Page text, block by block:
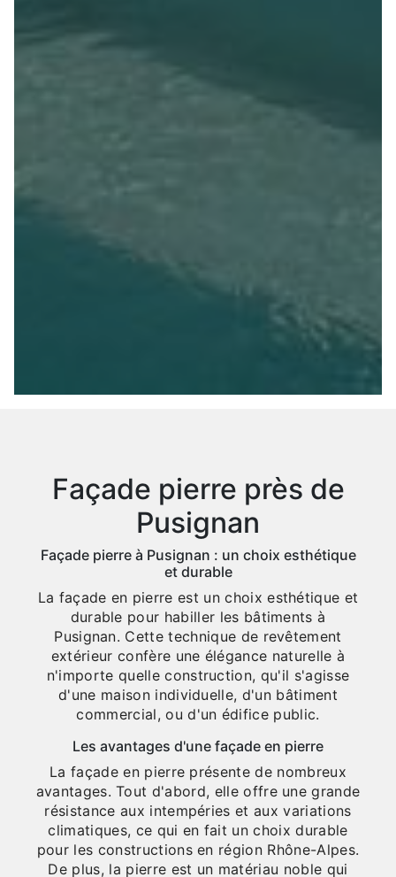
Façade pierre près de
Pusignan
Façade pierre à Pusignan : un choix esthétique
et durable
La façade en pierre est un choix esthétique et
durable pour habiller les bâtiments à
Pusignan. Cette technique de revêtement
extérieur confère une élégance naturelle à
n'importe quelle construction, qu'il s'agisse
d'une maison individuelle, d'un bâtiment
commercial, ou d'un édifice public.
Les avantages d'une façade en pierre
La façade en pierre présente de nombreux
avantages. Tout d'abord, elle offre une grande
résistance aux intempéries et aux variations
climatiques, ce qui en fait un choix durable
pour les constructions en région Rhône-Alpes.
De plus, la pierre est un matériau noble qui